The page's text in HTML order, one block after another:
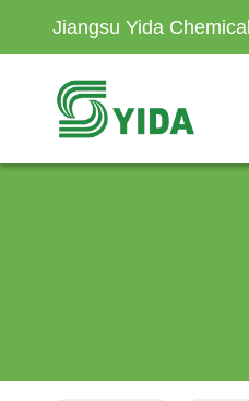
Jiangsu Yida